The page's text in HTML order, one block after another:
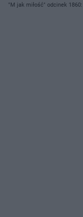
"M jak miłość" odcinek